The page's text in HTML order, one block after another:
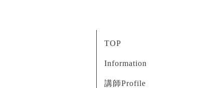
TOP
Information
講師Profile